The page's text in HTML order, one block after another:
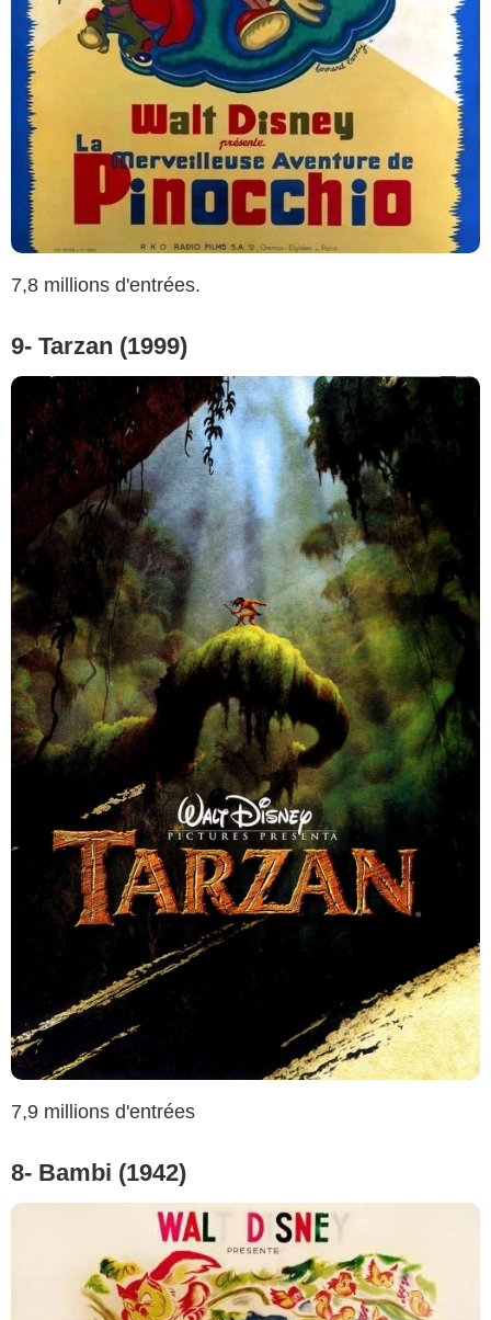
7,8 millions d'entrées.
9- Tarzan (1999)
7,9 millions d'entrées
8- Bambi (1942)